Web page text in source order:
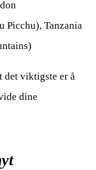
Picchu), Tanzania
det viktigste er å
dine